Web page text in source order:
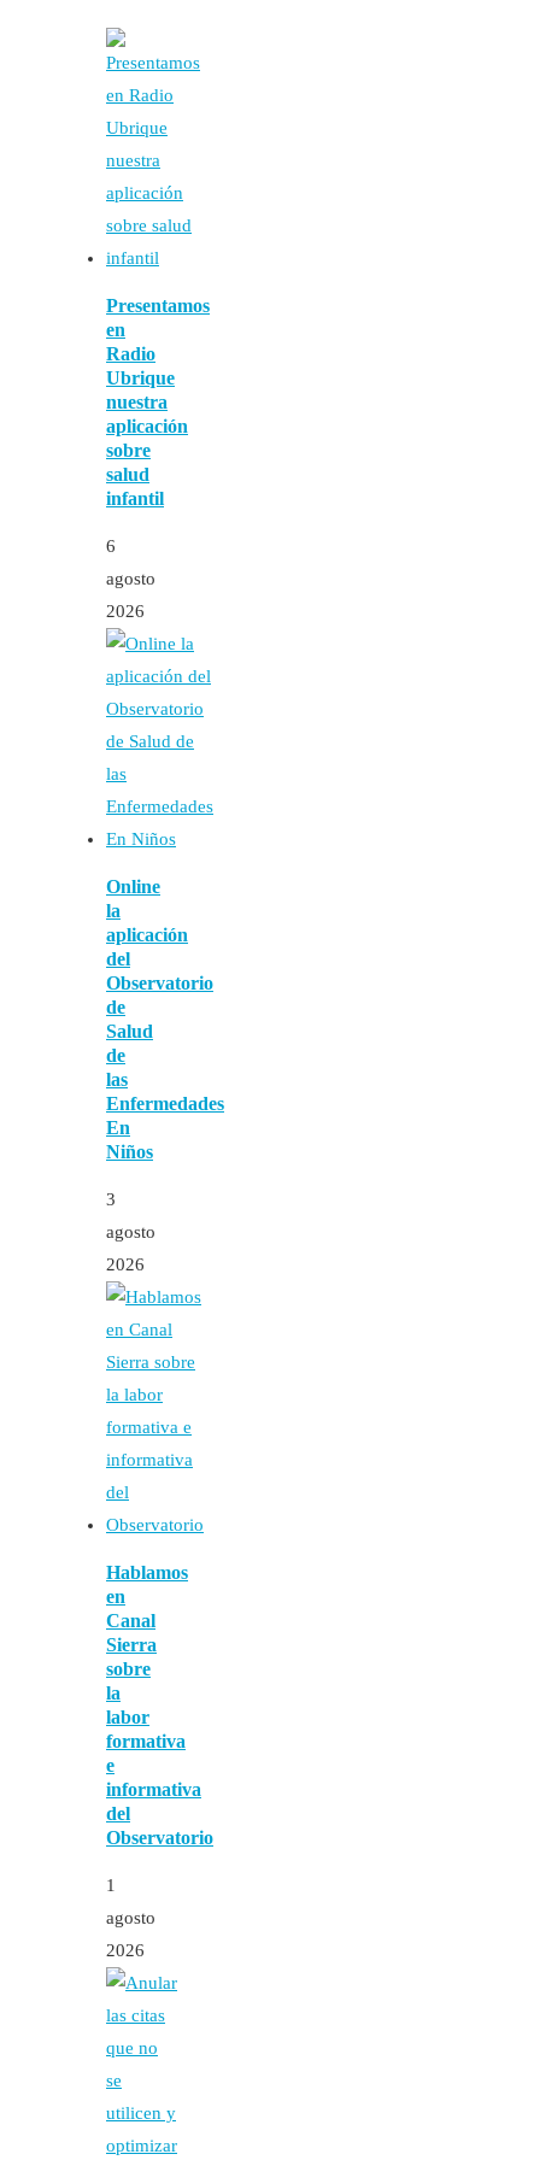
Presentamos
en
Radio
Ubrique
nuestra
aplicación
sobre
salud
infantil
6
agosto
2026
Online
la
aplicación
del
Observatorio
de
Salud
de
las
Enfermedades
En
Niños
3
agosto
2026
Hablamos
en
Canal
Sierra
sobre
la
labor
formativa
e
informativa
del
Observatorio
1
agosto
2026